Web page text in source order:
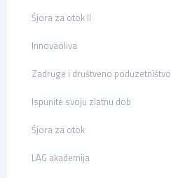
Šjora za otok II
Innovaoliva
Zadruge i društveno poduzetništvo
Ispunite svoju zlatnu dob
Šjora za otok
LAG akademija